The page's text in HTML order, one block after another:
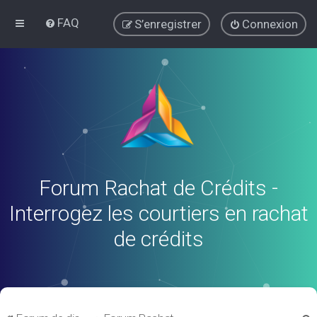
FAQ Connexion
S’enregistrer
Forum Rachat de Crédits -
Interrogez les courtiers en rachat
de crédits